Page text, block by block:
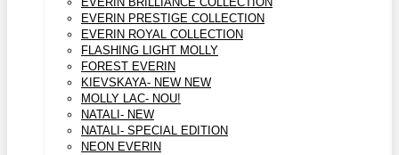
EVERIN PRESTIGE COLLECTION
EVERIN ROYAL COLLECTION
FLASHING LIGHT MOLLY
FOREST EVERIN
KIEVSKAYA- NEW NEW
MOLLY LAC- NOU!
NATALI- NEW
NATALI- SPECIAL EDITION
NEON EVERIN